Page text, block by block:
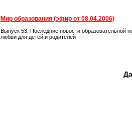
Мир образования (эфир от 08.04.2006)
Выпуск 53. Последние новости образовательной
любви для детей и родителей